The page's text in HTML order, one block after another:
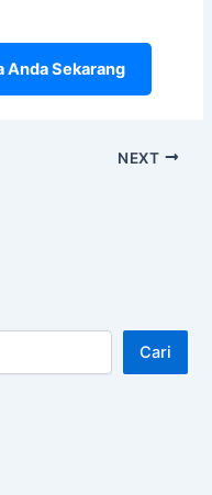
Anda Sekarang
NEXT
Cari